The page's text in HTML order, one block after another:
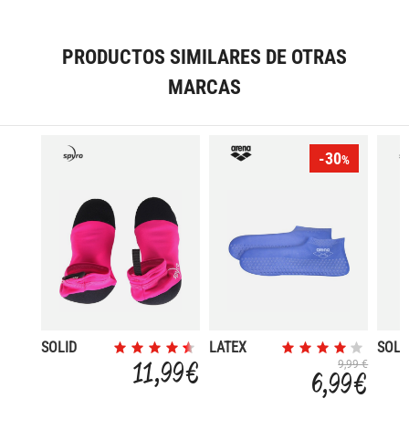
PRODUCTOS SIMILARES DE OTRAS
MARCAS
SOLID
11,99 €
-30%
LATEX
9,99 €
6,99 €